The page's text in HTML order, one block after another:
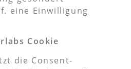
eine Einwilligung
Cookie
die Consent-